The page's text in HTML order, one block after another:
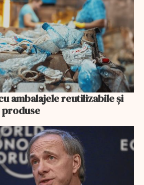
ambalajele reutilizabile și